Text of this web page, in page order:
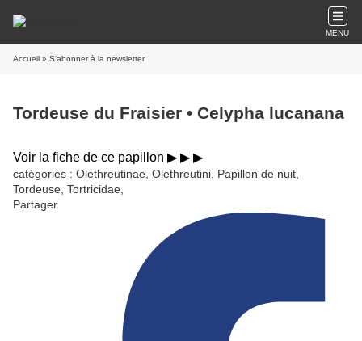
MENU
Accueil » S'abonner à la newsletter
Tordeuse du Fraisier • Celypha lucanana
Voir la fiche de ce papillon ▶︎ ▶︎ ▶︎
catégories : Olethreutinae, Olethreutini, Papillon de nuit,
Tordeuse, Tortricidae,
Partager